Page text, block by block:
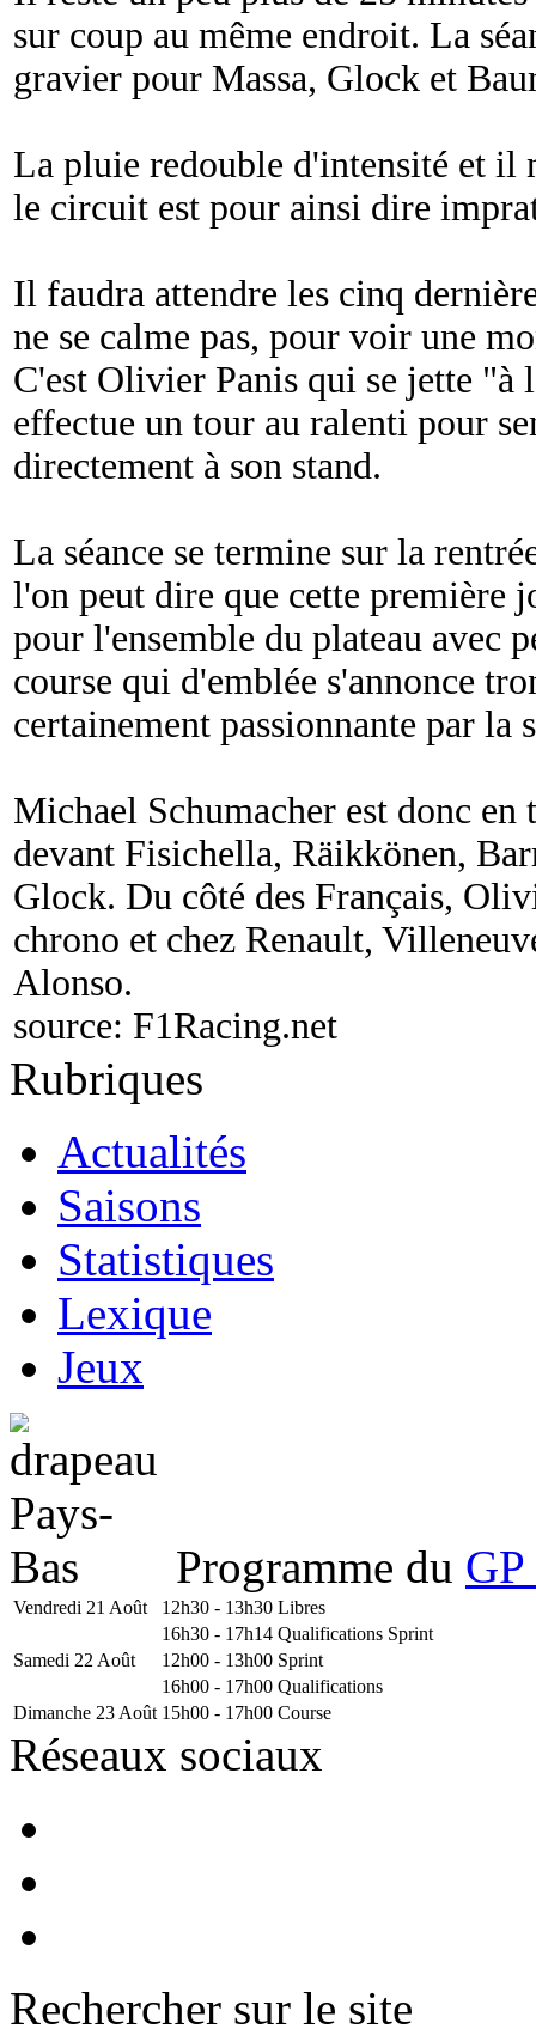
sur coup au même endroit. La
gravier pour Massa, Glock et
La pluie redouble d'intensité et il
le circuit est pour ainsi dire
Il faudra attendre les cinq
ne se calme pas, pour voir une
C'est Olivier Panis qui se jette "à
effectue un tour au ralenti pour
directement à son stand.
La séance se termine sur la
l'on peut dire que cette première
pour l'ensemble du plateau avec
course qui d'emblée s'annonce
certainement passionnante par la
Michael Schumacher est donc
devant Fisichella, Räikkönen,
Glock. Du côté des Français,
chrono et chez Renault,
Alonso.
source: F1Racing.net
Rubriques
Actualités
Saisons
Statistiques
Lexique
Jeux
Programme du
Vendredi 21 Août 12h30 - 13h30 Libres
16h30 - 17h14 Qualifications Sprint
Samedi 22 Août
12h00 - 13h00 Sprint
16h00 - 17h00 Qualifications
Dimanche 23 Août 15h00 - 17h00 Course
Réseaux sociaux
Rechercher sur le site